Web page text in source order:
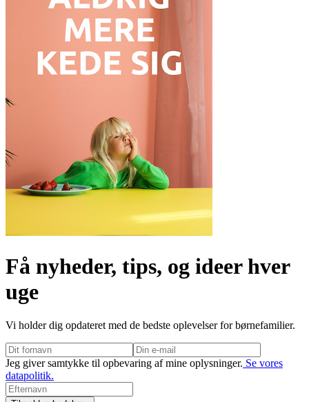
Få nyheder, tips, og ideer hver
uge
Vi holder dig opdateret med de bedste oplevelser for børnefamilier.
Jeg giver samtykke til opbevaring af mine oplysninger. Se vores
datapolitik.